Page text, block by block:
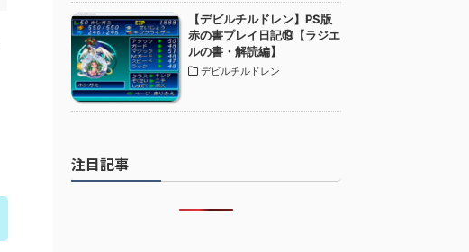
【デビルチルドレン】PS版
赤の書プレイ日記⑲【ラジエ
ルの書・解読編】
デビルチルドレン
注目記事